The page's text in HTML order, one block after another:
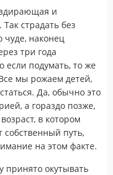
и
страдать без
чуде, наконец
три года
если подумать, то же
мы рожаем детей,
Да, обычно это
а гораздо позже,
в котором
путь,
на этом факте.
принято окутывать